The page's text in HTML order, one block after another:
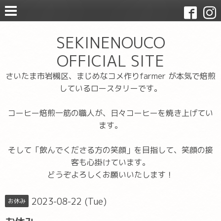
SEKINENOUCO
OFFICIAL SITE
さいたま市岩槻区、まじめなコメ作りfarmer が本気で焙煎
しているロースタリーです。
コーヒー焙煎一筋の職人が、日々コーヒーを焼き上げてい
ます。
そして「飲んでくださる方の笑顔」を目指して、笑顔の接
客も心掛けています。
どうぞよろしくお願いいたします！
お休み 2023-08-22 (Tue)